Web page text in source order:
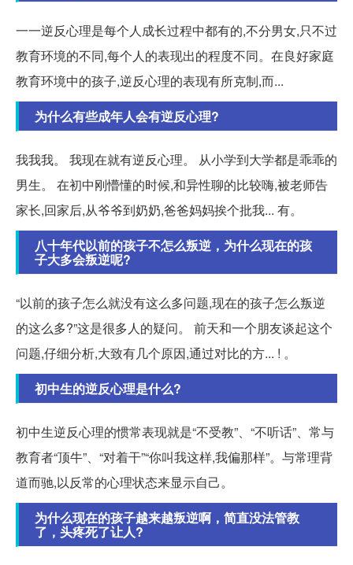
一一逆反心理是每个人成长过程中都有的,不分男女,只不过
教育环境的不同,每个人的表现出的程度不同。在良好家庭
教育环境中的孩子,逆反心理的表现有所克制,而...
为什么有些成年人会有逆反心理?
我我我。 我现在就有逆反心理。 从小学到大学都是乖乖的
男生。 在初中刚懵懂的时候,和异性聊的比较嗨,被老师告
家长,回家后,从爷爷到奶奶,爸爸妈妈挨个批我... 有。
八十年代以前的孩子不怎么叛逆，为什么现在的孩
子大多会叛逆呢?
“以前的孩子怎么就没有这么多问题,现在的孩子怎么叛逆
的这么多?”这是很多人的疑问。 前天和一个朋友谈起这个
问题,仔细分析,大致有几个原因,通过对比的方... ! 。
初中生的逆反心理是什么?
初中生逆反心理的惯常表现就是“不受教”、“不听话”、常与
教育者“顶牛”、“对着干”“你叫我这样,我偏那样”。与常理背
道而驰,以反常的心理状态来显示自己。
为什么现在的孩子越来越叛逆啊，简直没法管教
了，头疼死了让人?